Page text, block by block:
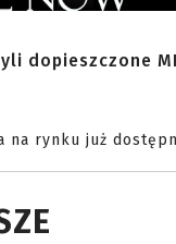
dopieszczone
na rynku już